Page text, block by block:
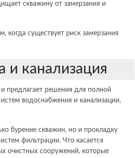
скважину от замерзания и
когда существует риск замерзания
и канализация
предлагает решения для полной
водоснабжения и канализации,
бурение скважин, но и прокладку
фильтрации. Что касается
очистных сооружений, которые